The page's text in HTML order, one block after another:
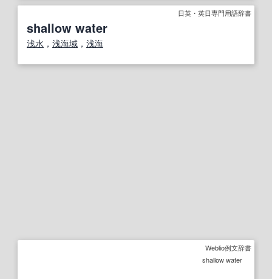
日英・英日専門用語辞書
shallow water
浅水 ， 浅海域 ， 浅海
Weblio例文辞書
shallow water